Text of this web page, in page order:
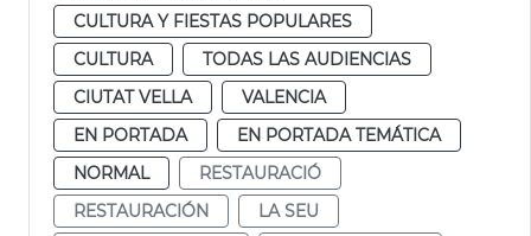
CULTURA Y FIESTAS POPULARES
CULTURA
TODAS LAS AUDIENCIAS
CIUTAT VELLA
VALENCIA
EN PORTADA
EN PORTADA TEMÁTICA
NORMAL
RESTAURACIÓ
RESTAURACIÓN
LA SEU